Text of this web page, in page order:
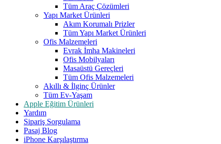
Tüm Araç Çözümleri
Yapı Market Ürünleri
Akım Korumalı Prizler
Tüm Yapı Market Ürünleri
Ofis Malzemeleri
Evrak İmha Makineleri
Ofis Mobilyaları
Masaüstü Gereçleri
Tüm Ofis Malzemeleri
Akıllı & İlginç Ürünler
Tüm Ev-Yaşam
Apple Eğitim Ürünleri
Yardım
Sipariş Sorgulama
Pasaj Blog
iPhone Karşılaştırma